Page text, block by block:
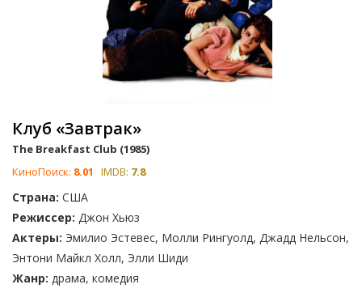
Клуб «Завтрак»
The Breakfast Club (1985)
КиноПоиск: 8.01 IMDB: 7.8
Страна: США
Режиссер: Джон Хьюз
Актеры: Эмилио Эстевес, Молли Рингуолд, Джадд Нельсон,
Энтони Майкл Холл, Элли Шиди
Жанр: драма, комедия